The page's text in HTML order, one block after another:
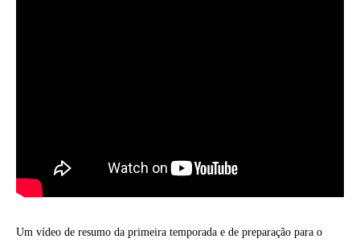
Um vídeo de resumo da primeira temporada e de preparação para o